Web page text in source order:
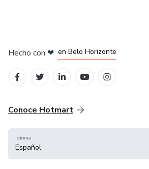
Hecho con ❤ en Belo Horizonte
Conoce Hotmart
Idioma
Español